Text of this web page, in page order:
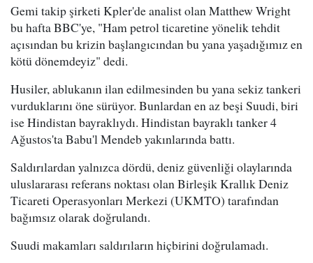
Gemi takip şirketi Kpler'de analist olan Matthew Wright
bu hafta BBC'ye, "Ham petrol ticaretine yönelik tehdit
açısından bu krizin başlangıcından bu yana yaşadığımız en
kötü dönemdeyiz" dedi.
Husiler, ablukanın ilan edilmesinden bu yana sekiz tankeri
vurduklarını öne sürüyor. Bunlardan en az beşi Suudi, biri
ise Hindistan bayraklıydı. Hindistan bayraklı tanker 4
Ağustos'ta Babu'l Mendeb yakınlarında battı.
Saldırılardan yalnızca dördü, deniz güvenliği olaylarında
uluslararası referans noktası olan Birleşik Krallık Deniz
Ticareti Operasyonları Merkezi (UKMTO) tarafından
bağımsız olarak doğrulandı.
Suudi makamları saldırıların hiçbirini doğrulamadı.